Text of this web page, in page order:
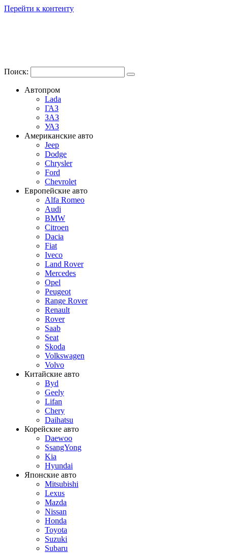
Перейти к контенту
Поиск:
Автопром
Lada
ГАЗ
ЗАЗ
УАЗ
Американские авто
Jeep
Dodge
Chrysler
Ford
Chevrolet
Европейские авто
Alfa Romeo
Audi
BMW
Citroen
Dacia
Fiat
Iveco
Land Rover
Mercedes
Opel
Peugeot
Range Rover
Renault
Rover
Saab
Seat
Skoda
Volkswagen
Volvo
Китайские авто
Byd
Geely
Lifan
Chery
Daihatsu
Корейские авто
Daewoo
SsangYong
Kia
Hyundai
Японские авто
Mitsubishi
Lexus
Mazda
Nissan
Honda
Toyota
Suzuki
Subaru